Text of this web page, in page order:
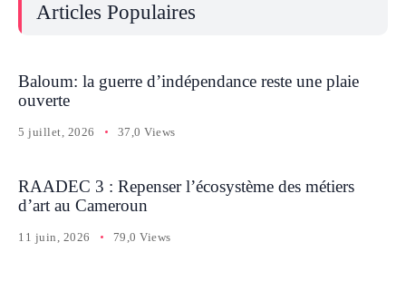
Articles Populaires
Baloum: la guerre d’indépendance reste une plaie
ouverte
5 juillet, 2026 37,0 Views
RAADEC 3 : Repenser l’écosystème des métiers
d’art au Cameroun
11 juin, 2026 79,0 Views